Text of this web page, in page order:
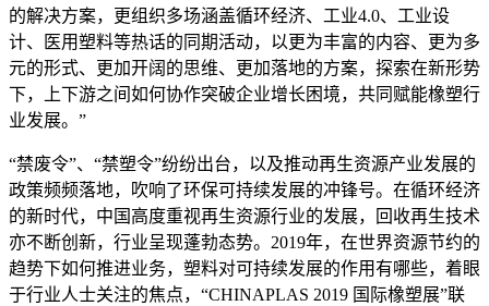
的解决方案，更组织多场涵盖循环经济、工业4.0、工业设
计、医用塑料等热话的同期活动，以更为丰富的内容、更为多
元的形式、更加开阔的思维、更加落地的方案，探索在新形势
下，上下游之间如何协作突破企业增长困境，共同赋能橡塑行
业发展。”
“禁废令”、“禁塑令”纷纷出台，以及推动再生资源产业发展的
政策频频落地，吹响了环保可持续发展的冲锋号。在循环经济
的新时代，中国高度重视再生资源行业的发展，回收再生技术
亦不断创新，行业呈现蓬勃态势。2019年，在世界资源节约的
趋势下如何推进业务，塑料对可持续发展的作用有哪些，着眼
于行业人士关注的焦点，“CHINAPLAS 2019 国际橡塑展”联